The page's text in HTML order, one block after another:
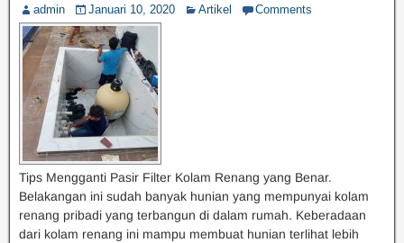
admin Januari 10, 2020 Artikel Comments
Tips Mengganti Pasir Filter Kolam Renang yang Benar.
Belakangan ini sudah banyak hunian yang mempunyai kolam
renang pribadi yang terbangun di dalam rumah. Keberadaan
dari kolam renang ini mampu membuat hunian terlihat lebih